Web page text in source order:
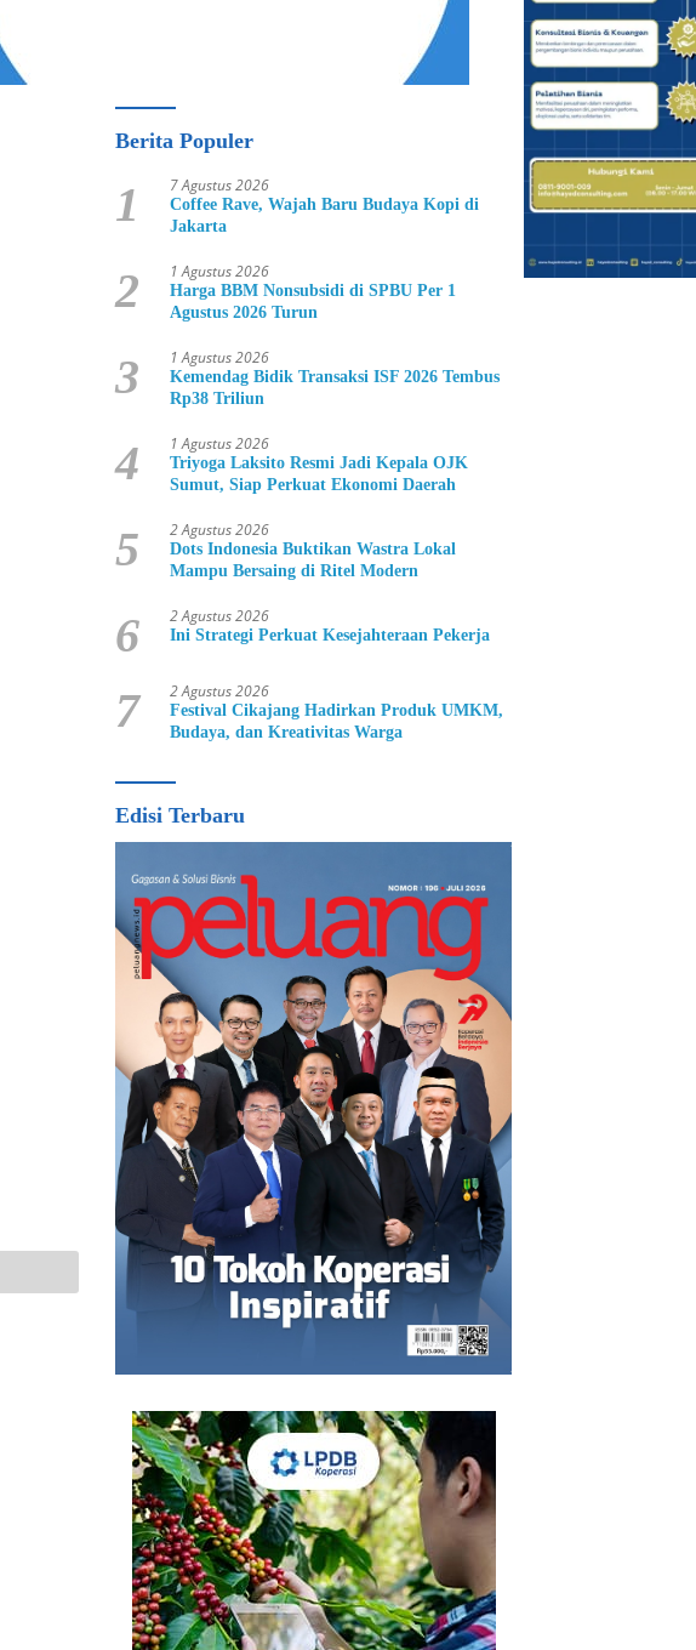
Berita Populer
1 7 Agustus 2026
Coffee Rave, Wajah Baru Budaya Kopi di
Jakarta
2 1 Agustus 2026
Harga BBM Nonsubsidi di SPBU Per 1
Agustus 2026 Turun
3 1 Agustus 2026
Kemendag Bidik Transaksi ISF 2026 Tembus
Rp38 Triliun
4 1 Agustus 2026
Triyoga Laksito Resmi Jadi Kepala OJK
Sumut, Siap Perkuat Ekonomi Daerah
5 2 Agustus 2026
Dots Indonesia Buktikan Wastra Lokal
Mampu Bersaing di Ritel Modern
6 2 Agustus 2026
Ini Strategi Perkuat Kesejahteraan Pekerja
7 2 Agustus 2026
Festival Cikajang Hadirkan Produk UMKM,
Budaya, dan Kreativitas Warga
Edisi Terbaru